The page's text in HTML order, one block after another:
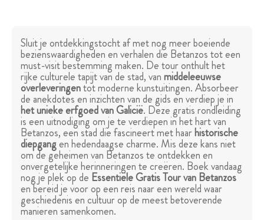
Sluit je ontdekkingstocht af met nog meer boeiende
bezienswaardigheden en verhalen die Betanzos tot een
must-visit bestemming maken. De tour onthult het
rijke culturele tapijt van de stad, vanmiddeleeuwse
overleveringentot moderne kunstuitingen. Absorbeer
de anekdotes en inzichten van de gids en verdiep je in
het unieke erfgoed van Galicië. Deze gratis rondleiding
is een uitnodiging om je te verdiepen in het hart van
Betanzos, een stad die fascineert met haarhistorische
diepgangen hedendaagse charme. Mis deze kans niet
om de geheimen van Betanzos te ontdekken en
onvergetelijke herinneringen te creëren. Boek vandaag
nog je plek op de Essentiële Gratis Tour van Betanzos
en bereid je voor op een reis naar een wereld waar
geschiedenis en cultuur op de meest betoverende
manieren samenkomen.